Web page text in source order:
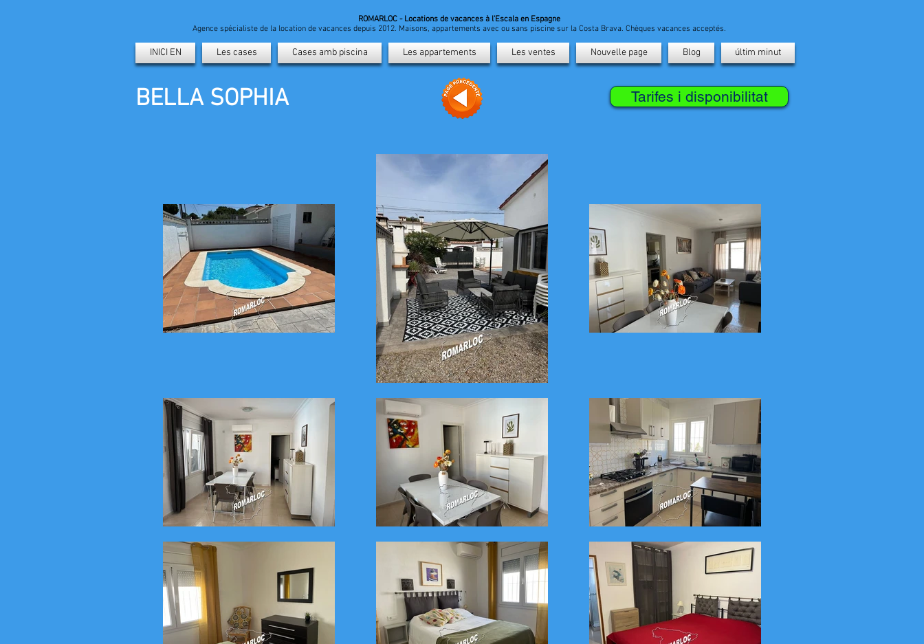
ROMARLOC - Locations de vacances à l'Escala en Espagne
Agence spécialiste de la location de vacances depuis 2012. Maisons, appartements avec ou sans piscine sur la Costa Brava. Chèques vacances acceptés.
INICI EN Les cases Cases amb piscina Les appartements Les ventes Nouvelle page Blog últim minut
BELLA SOPHIA Tarifes i disponibilitat